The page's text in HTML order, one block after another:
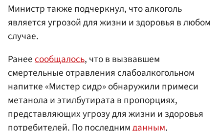
Министр также подчеркнул, что алкоголь
является угрозой для жизни и здоровья в любом
случае.
Ранеесообщалось, что в вызвавшем
смертельные отравления слабоалкогольном
напитке «Мистер сидр» обнаружили примеси
метанола и этилбутирата в пропорциях,
представляющих угрозу для жизни и здоровья
потребителей. По последнимданным,